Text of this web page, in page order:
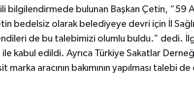
bilgilendirmede bulunan Başkan Çetin, “59
bedelsiz olarak belediyeye devri için İl
de bu talebimizi olumlu buldu.” dedi.
kabul edildi. Ayrıca Türkiye Sakatlar
marka aracının bakımının yapılması talebi